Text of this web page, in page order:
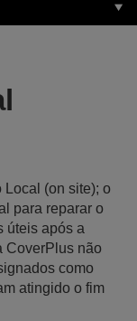
(on site); o
para reparar o
úteis após a
CoverPlus não
como
atingido o fim